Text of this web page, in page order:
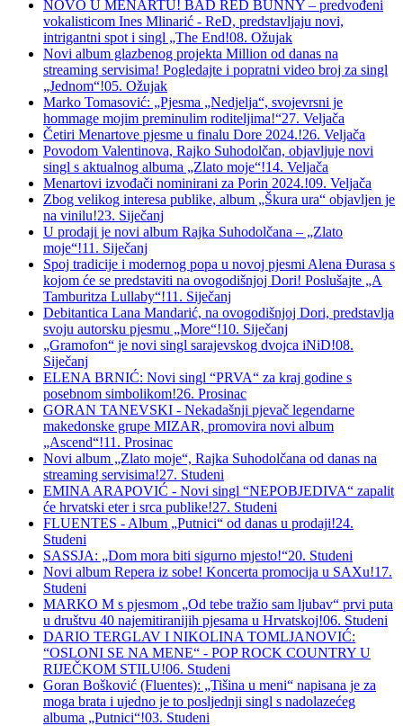
NOVO U MENARTU! BAD RED BUNNY – predvođeni
vokalisticom Ines Mlinarić - ReD, predstavljaju novi,
intrigantni spot i singl „The End!08. Ožujak
Novi album glazbenog projekta Million od danas na
streaming servisima! Pogledajte i popratni video broj za singl
„Jednom“!05. Ožujak
Marko Tomasović: „Pjesma „Nedjelja“, svojevrsni je
hommage mojim preminulim roditeljima!“27. Veljača
Četiri Menartove pjesme u finalu Dore 2024.!26. Veljača
Povodom Valentinova, Rajko Suhodolčan, objavljuje novi
singl s aktualnog albuma „Zlato moje“!14. Veljača
Menartovi izvođači nominirani za Porin 2024.!09. Veljača
Zbog velikog interesa publike, album „Škura ura“ objavljen je
na vinilu!23. Siječanj
U prodaji je novi album Rajka Suhodolčana – „Zlato
moje“!11. Siječanj
Spoj tradicije i modernog popa u novoj pjesmi Alena Đurasa s
kojom će se predstaviti na ovogodišnjoj Dori! Poslušajte „A
Tamburitza Lullaby“!11. Siječanj
Debitantica Lana Mandarić, na ovogodišnjoj Dori, predstavlja
svoju autorsku pjesmu „More“!10. Siječanj
„Gramofon“ je novi singl sarajevskog dvojca iNiD!08.
Siječanj
ELENA BRNIĆ: Novi singl “PRVA“ za kraj godine s
posebnom simbolikom!26. Prosinac
GORAN TANEVSKI - Nekadašnji pjevač legendarne
makedonske grupe MIZAR, promovira novi album
„Ascend“!11. Prosinac
Novi album „Zlato moje“, Rajka Suhodolčana od danas na
streaming servisima!27. Studeni
EMINA ARAPOVIĆ - Novi singl “NEPOBJEDIVA“ zapalit
će hrvatski eter i srca publike!27. Studeni
FLUENTES - Album „Putnici“ od danas u prodaji!24.
Studeni
SASSJA: „Dom mora biti sigurno mjesto!“20. Studeni
Novi album Repera iz sobe! Koncerta promocija u SAXu!17.
Studeni
MARKO M s pjesmom „Od tebe tražio sam ljubav“ prvi puta
u društvu 40 najemitiranijih pjesama u Hrvatskoj!06. Studeni
DARIO TERGLAV I NIKOLINA TOMLJANOVIĆ:
“OSLONI SE NA MENE“ - POP ROCK COUNTRY U
RIJEČKOM STILU!06. Studeni
Goran Bošković (Fluentes): „Tišina u meni“ napisana je za
moga brata i ujedno je to posljednji singl s nadolazećeg
albuma „Putnici“!03. Studeni